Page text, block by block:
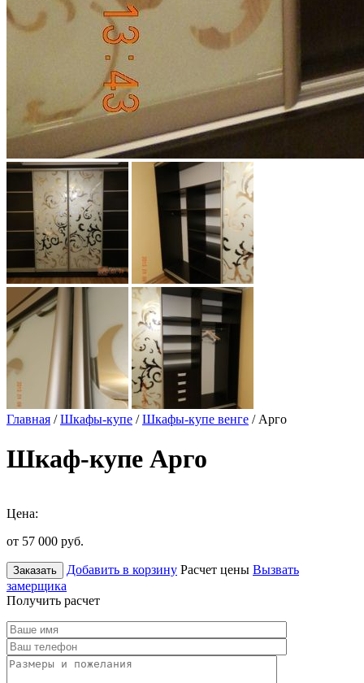
Главная /Шкафы-купе /Шкафы-купе венге / Арго
Шкаф-купе Арго
Цена:
от 57 000 руб.
Заказать Добавить в корзину Расчет цены Вызвать
замерщика
Получить расчет